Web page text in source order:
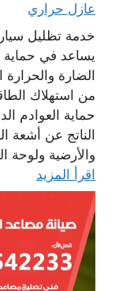
عازل حراري
خدمة تظليل
يساعد في
الضارة والحرارة
من استهلاك
حماية العوادم
الناتج عن أشعة
والأرضية ولوحة
اقرأ المزيد